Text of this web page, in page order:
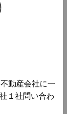
動産会社に一
１社問い合わ